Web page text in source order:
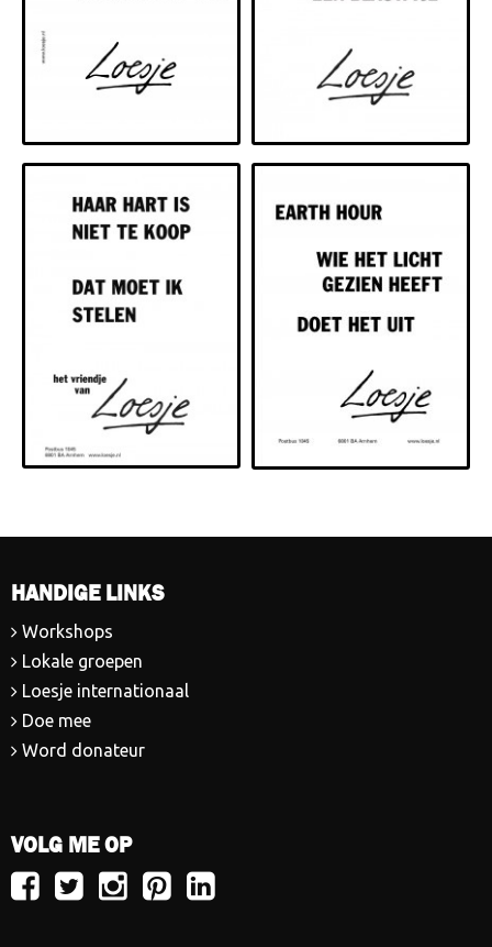
HANDIGE LINKS
Workshops
Lokale groepen
Loesje internationaal
Doe mee
Word donateur
VOLG ME OP
VolgVolgVolgVolgVolg